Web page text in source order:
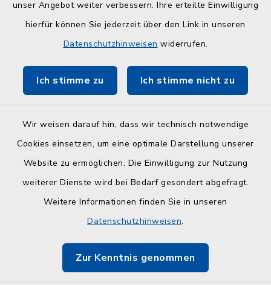
unser Angebot weiter verbessern. Ihre erteilte Einwilligung
hierfür können Sie jederzeit über den Link in unseren
Datenschutzhinweisen widerrufen.
Ich stimme zu Ich stimme nicht zu
Wir weisen darauf hin, dass wir technisch notwendige
Cookies einsetzen, um eine optimale Darstellung unserer
Website zu ermöglichen. Die Einwilligung zur Nutzung
weiterer Dienste wird bei Bedarf gesondert abgefragt.
Weitere Informationen finden Sie in unseren
Datenschutzhinweisen.
Zur Kenntnis genommen
Kreisverwaltung Plön
ZuFiSH
Barrierefreiheit
Impressum